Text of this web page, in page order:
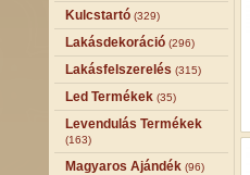
Kulcstartó (329)
Lakásdekoráció (296)
Lakásfelszerelés (315)
Led Termékek (35)
Levendulás Termékek
(163)
Magyaros Ajándék (96)